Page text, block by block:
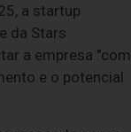
a startup
da Stars
a empresa
e o potencial